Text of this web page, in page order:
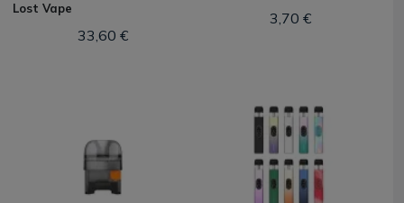
Lost Vape
33,60 €
3,70 €